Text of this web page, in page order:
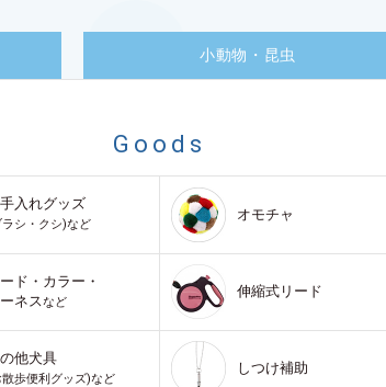
小動物・昆虫
Goods
入れグッズ
ラシ・クシ)など
オモチャ
ド・カラー・
ネスなど
伸縮式リード
他犬具
散歩便利グッズ)など
しつけ補助